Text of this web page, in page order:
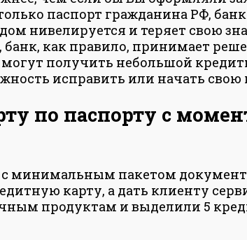
паспорт гражданина РФ,
нивелируется и теряет свою
как правило, принимает
могут получить небольшой
исправить или начать
по паспорту с
минимальным пакетом
карту, а дать клиенту
продуктам и выделили 5